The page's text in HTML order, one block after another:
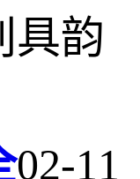
具韵
02-11